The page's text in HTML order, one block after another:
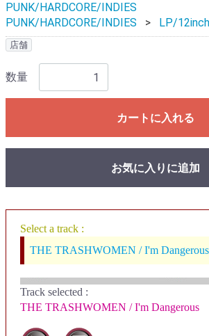
PUNK/HARDCORE/INDIES
PUNK/HARDCORE/INDIES
LP/
店舗
数量
カートに入れる
お気に入りに追加
Select a track :
THE TRASHWOMEN / I'm Dangerous
Track selected :
THE TRASHWOMEN / I'm Dangerous